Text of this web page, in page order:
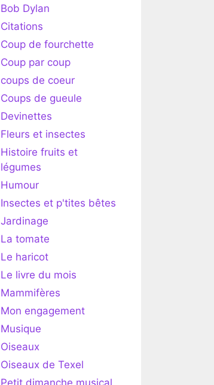
Bob Dylan
Citations
Coup de fourchette
Coup par coup
coups de coeur
Coups de gueule
Devinettes
Fleurs et insectes
Histoire fruits et
légumes
Humour
Insectes et p'tites bêtes
Jardinage
La tomate
Le haricot
Le livre du mois
Mammifères
Mon engagement
Musique
Oiseaux
Oiseaux de Texel
Petit dimanche musical